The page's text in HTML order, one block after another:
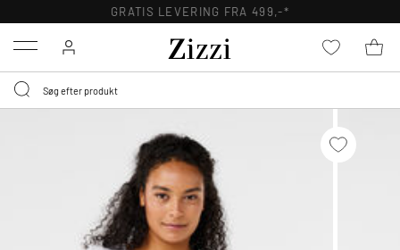
GRATIS LEVERING FRA 499,-*
Menu